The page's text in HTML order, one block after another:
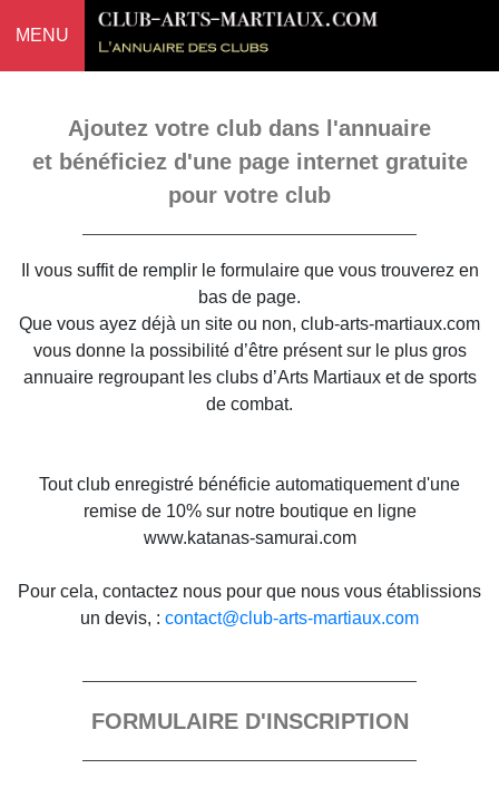
MENU
Ajoutez votre club dans l'annuaire
et bénéficiez d'une page internet gratuite
pour votre club
Il vous suffit de remplir le formulaire que vous trouverez en
bas de page.
Que vous ayez déjà un site ou non, club-arts-martiaux.com
vous donne la possibilité d’être présent sur le plus gros
annuaire regroupant les clubs d’Arts Martiaux et de sports
de combat.
Tout club enregistré bénéficie automatiquement d'une
remise de 10% sur notre boutique en ligne
www.katanas-samurai.com
Pour cela, contactez nous pour que nous vous établissions
un devis, : contact@club-arts-martiaux.com
FORMULAIRE D'INSCRIPTION